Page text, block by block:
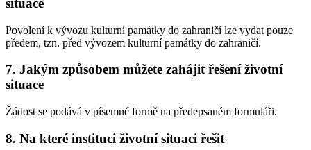
situace
Povolení k vývozu kulturní památky do zahraničí lze vydat pouze
předem, tzn. před vývozem kulturní památky do zahraničí.
7. Jakým způsobem můžete zahájit řešení životní
situace
Žádost se podává v písemné formě na předepsaném formuláři.
8. Na které instituci životní situaci řešit